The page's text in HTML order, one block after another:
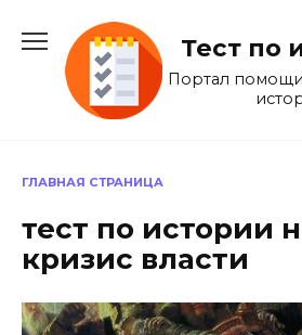
содержанию
Тест по
Портал
ГЛАВНАЯ СТРАНИЦА
тест по истории
кризис власти